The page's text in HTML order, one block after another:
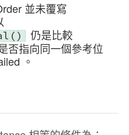
並未覆寫
仍是比較
否指向同一個參考位
。